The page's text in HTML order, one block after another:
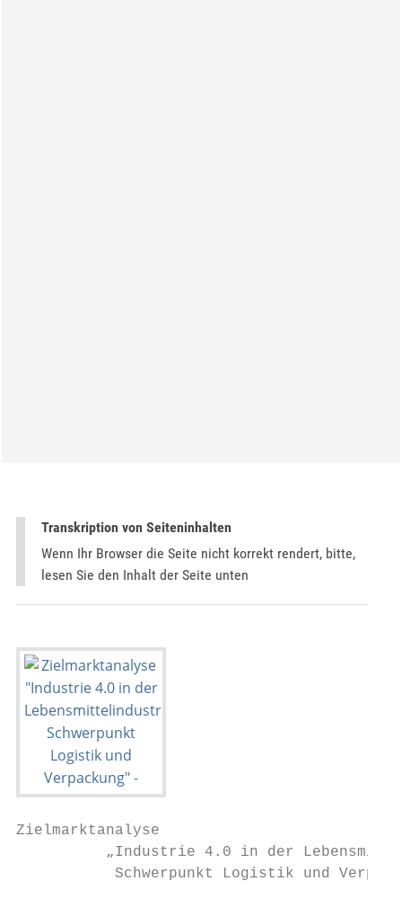
Transkription von Seiteninhalten
Wenn Ihr Browser die Seite nicht korrekt rendert, bitte,
lesen Sie den Inhalt der Seite unten
Zielmarktanalyse
„Industrie 4.0 in der
Schwerpunkt Logistik und